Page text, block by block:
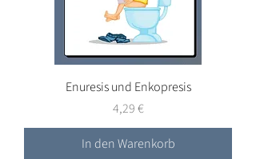
Enuresis und Enkopresis
Preis
4,29 €
In den Warenkorb